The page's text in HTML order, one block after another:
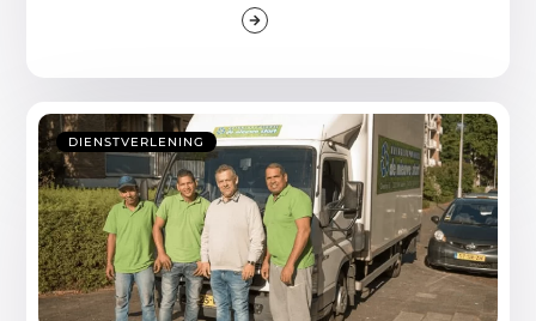
DIENSTVERLENING